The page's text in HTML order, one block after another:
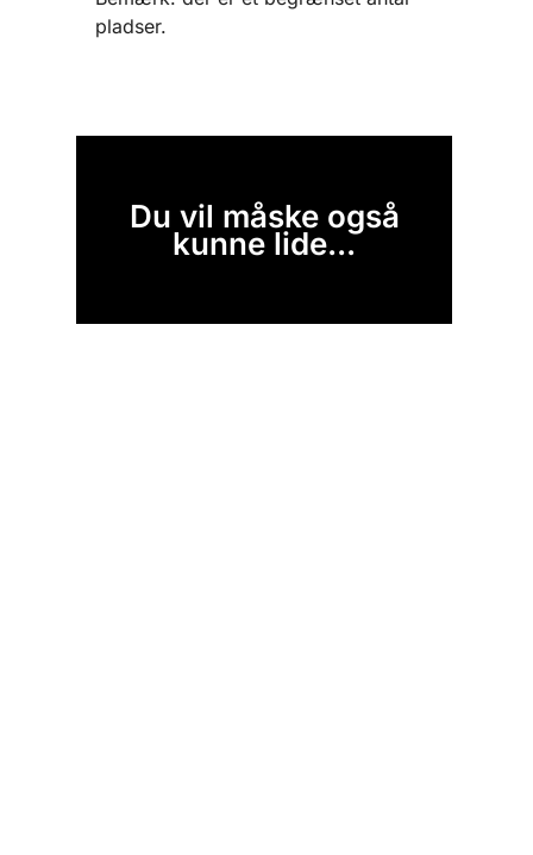
pladser.
Du vil måske også
kunne lide...